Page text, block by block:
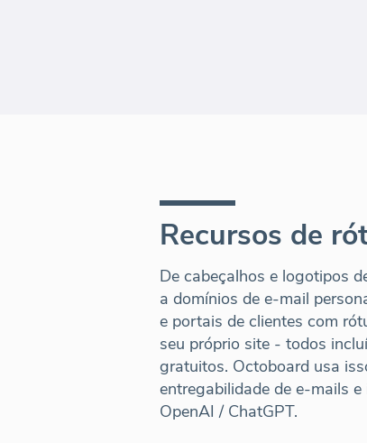
Recursos de
De cabeçalhos e logotipos
a domínios de e-mail
e portais de clientes com
seu próprio site - todos
gratuitos. Octoboard usa
entregabilidade de e-mails
OpenAI / ChatGPT.